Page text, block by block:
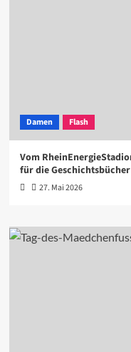
Damen Flash
Vom
für die Geschichtsbücher
27. Mai 2026